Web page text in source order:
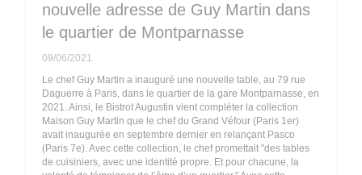
nouvelle adresse de Guy Martin dans
le quartier de Montparnasse
09/06/2021
Le chef Guy Martin a inauguré une nouvelle table, au 79 rue
Daguerre à Paris, dans le quartier de la gare Montparnasse, en
2021. Ainsi, le Bistrot Augustin vient compléter la collection
Maison Guy Martin que le chef du Grand Véfour (Paris 1er)
avait inaugurée en septembre dernier en relançant Pasco
(Paris 7e). Avec cette collection, le chef promettait "des tables
de cuisiniers, avec une identité propre. Et pour chacune, la